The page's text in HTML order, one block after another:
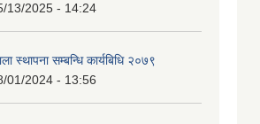
13/2025 - 14:24
स्थापना सम्बन्धि कार्यबिधि २०७९
01/2024 - 13:56